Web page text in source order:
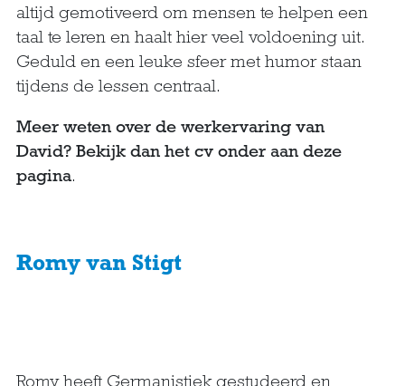
altijd gemotiveerd om mensen te helpen een
taal te leren en haalt hier veel voldoening uit.
Geduld en een leuke sfeer met humor staan
tijdens de lessen centraal.
Meer weten over de werkervaring van
David? Bekijk dan het cv onder aan deze
pagina.
Romy van Stigt
Romy heeft Germanistiek gestudeerd en